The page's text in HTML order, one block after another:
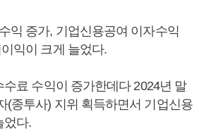
익 증가, 기업신용공여 이자수익
익이 크게 늘었다.
료 수익이 증가한데다 2024년 말
(종투사) 지위 획득하면서 기업신용
었다.